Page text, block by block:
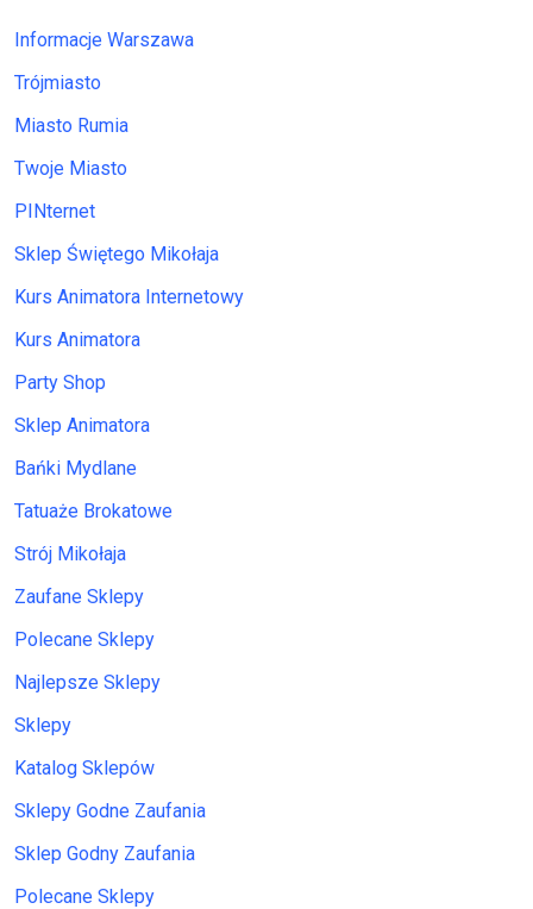
Informacje Warszawa
Trójmiasto
Miasto Rumia
Twoje Miasto
PINternet
Sklep Świętego Mikołaja
Kurs Animatora Internetowy
Kurs Animatora
Party Shop
Sklep Animatora
Bańki Mydlane
Tatuaże Brokatowe
Strój Mikołaja
Zaufane Sklepy
Polecane Sklepy
Najlepsze Sklepy
Sklepy
Katalog Sklepów
Sklepy Godne Zaufania
Sklep Godny Zaufania
Polecane Sklepy